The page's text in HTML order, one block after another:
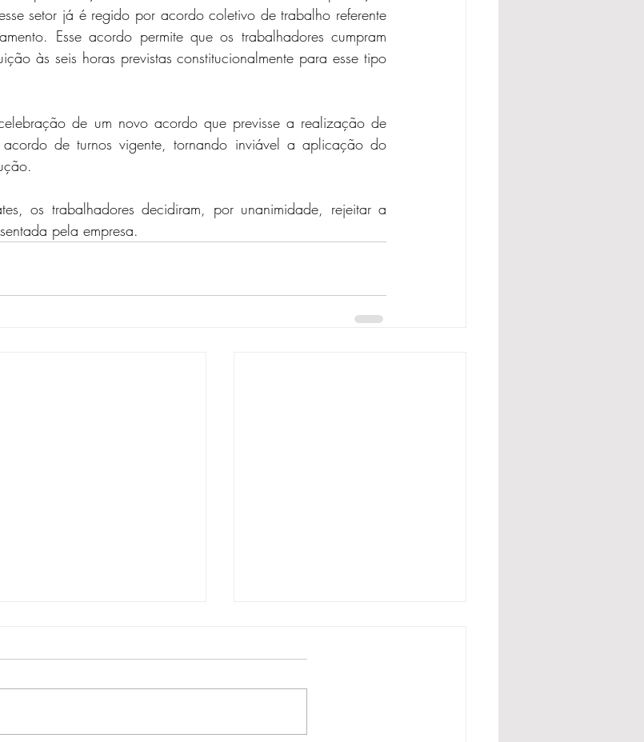
setor já é regido por acordo coletivo de trabalho referente
Esse acordo permite que os trabalhadores cumpram
às seis horas previstas constitucionalmente para esse tipo
de um novo acordo que previsse a realização de
de turnos vigente, tornando inviável a aplicação do
os trabalhadores decidiram, por unanimidade, rejeitar a
pela empresa.